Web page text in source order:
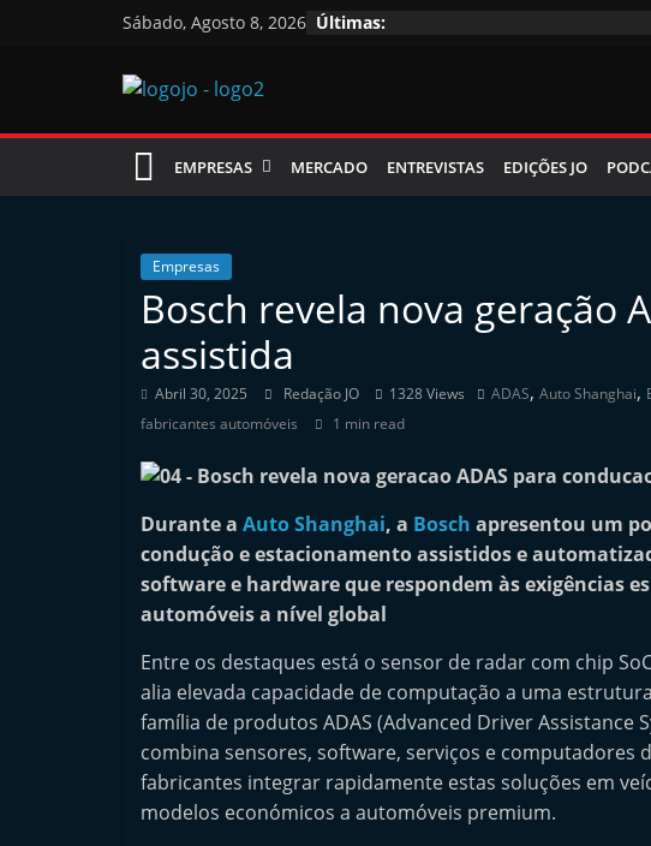
Sábado, Agosto 8, 2026 Últimas:
Jornal
das
Oficinas
EMPRESAS MERCADO ENTREVISTAS EDIÇÕES JO
Empresas
Bosch revela nova geração
assistida
Abril 30, 2025 Redação JO 1328 Views ADAS, Auto Shanghai,
fabricantes automóveis 1 min read
Durante a Auto Shanghai, a Bosch apresentou um
condução e estacionamento assistidos e
software e hardware que respondem às exigências
automóveis a nível global
Entre os destaques está o sensor de radar com chip
alia elevada capacidade de computação a uma
família de produtos ADAS (Advanced Driver
combina sensores, software, serviços e computadores
fabricantes integrar rapidamente estas soluções em
modelos económicos a automóveis premium.